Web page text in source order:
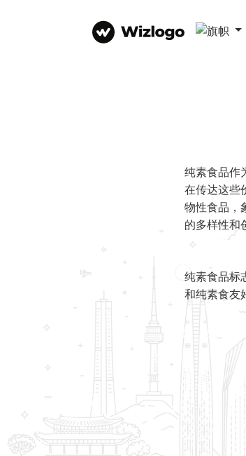
纯素食品作
在传达这些
物性食品，
的多样性和
纯素食品标
和纯素食友